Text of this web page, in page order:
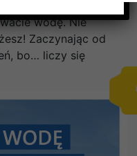
wodę. Nie
Zaczynając od
bo… liczy się